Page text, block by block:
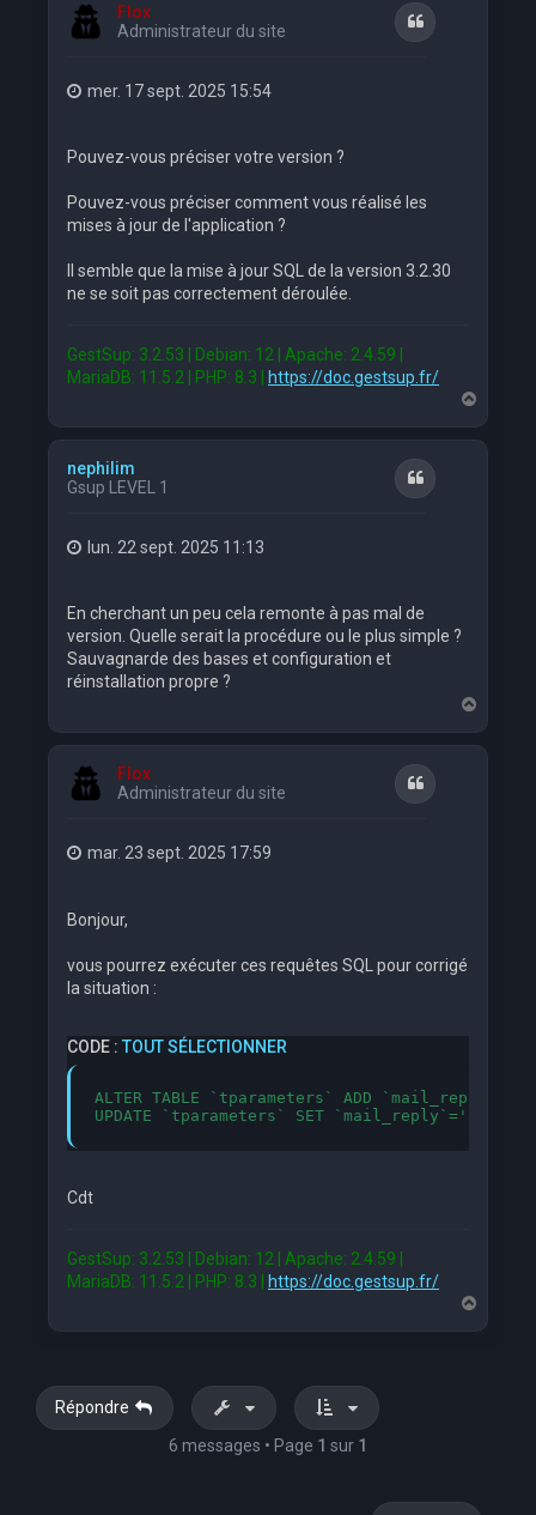
Flox
Administrateur du site
Citation
mer. 17 sept. 2025 15:54
Pouvez-vous préciser votre version ?
Pouvez-vous préciser comment vous réalisé les
mises à jour de l'application ?
Il semble que la mise à jour SQL de la version 3.2.30
ne se soit pas correctement déroulée.
GestSup: 3.2.53 | Debian: 12 | Apache: 2.4.59 |
MariaDB: 11.5.2 | PHP: 8.3 |
https://doc.gestsup.fr/
a
nephilim
Gsup LEVEL 1
Citation
lun. 22 sept. 2025 11:13
En cherchant un peu cela remonte à pas mal de
version. Quelle serait la procédure ou le plus simple ?
Sauvagnarde des bases et configuration et
réinstallation propre ?
a
u
Flox
Administrateur du site
Citation
mar. 23 sept. 2025 17:59
Bonjour,
vous pourrez exécuter ces requêtes SQL pour corrigé
la situation :
CODE : TOUT SÉLECTIONNER
ALTER TABLE `tparameters` ADD `mail_reply`
UPDATE `tparameters` SET
Cdt
GestSup: 3.2.53 | Debian: 12 | Apache: 2.4.59 |
MariaDB: 11.5.2 | PHP: 8.3 |
https://doc.gestsup.fr/
a
Répondre
6 messages • Page 1 sur 1